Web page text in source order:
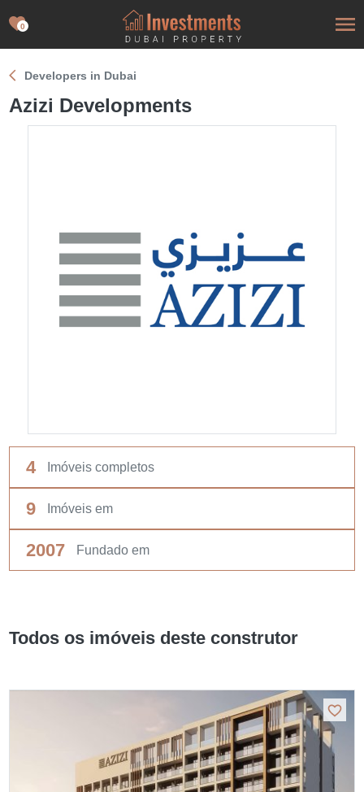
0
Developers in Dubai
Azizi Developments
4 Imóveis completos
9 Imóveis em
2007 Fundado em
Todos os imóveis deste construtor